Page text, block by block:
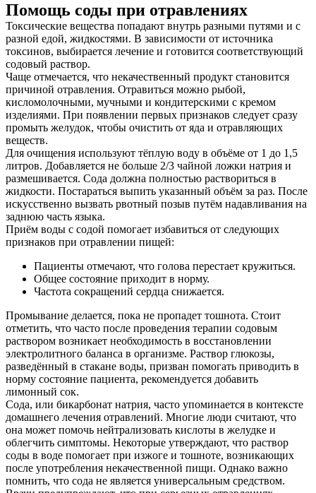
Помощь соды при отравлениях
Токсические вещества попадают внутрь разными путями и с
разной едой, жидкостями. В зависимости от источника
токсинов, выбирается лечение и готовится соответствующий
содовый раствор.
Чаще отмечается, что некачественный продукт становится
причиной отравления. Отравиться можно рыбой,
кисломолочными, мучными и кондитерскими с кремом
изделиями. При появлении первых признаков следует сразу
промыть желудок, чтобы очистить от яда и отравляющих
веществ.
Для очищения используют тёплую воду в объёме от 1 до 1,5
литров. Добавляется не больше 2/3 чайной ложки натрия и
размешивается. Сода должна полностью раствориться в
жидкости. Постараться выпить указанный объём за раз. После
искусственно вызвать рвотный позыв путём надавливания на
заднюю часть языка.
Приём воды с содой помогает избавиться от следующих
признаков при отравлении пищей:
Пациенты отмечают, что голова перестает кружиться.
Общее состояние приходит в норму.
Частота сокращений сердца снижается.
Промывание делается, пока не пропадет тошнота. Стоит
отметить, что часто после проведения терапии содовым
раствором возникает необходимость в восстановлении
электролитного баланса в организме. Раствор глюкозы,
разведённый в стакане воды, призван помогать приводить в
норму состояние пациента, рекомендуется добавить
лимонный сок.
Сода, или бикарбонат натрия, часто упоминается в контексте
домашнего лечения отравлений. Многие люди считают, что
она может помочь нейтрализовать кислоты в желудке и
облегчить симптомы. Некоторые утверждают, что раствор
соды в воде помогает при изжоге и тошноте, возникающих
после употребления некачественной пищи. Однако важно
помнить, что сода не является универсальным средством.